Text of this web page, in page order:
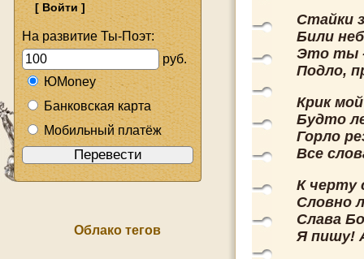
На развитие Ты-Поэт:
руб.
ЮMoney
Банковская карта
Мобильный платёж
Облако тегов
Стайки
Били
Это ты
Подло,
Крик
Будто
Горло
Все
К черту
Словно
Слава
Я пишу!